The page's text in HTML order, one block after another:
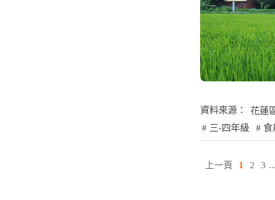
資料來源：
花蓮
三-四年級
食
上一頁 1 2 3